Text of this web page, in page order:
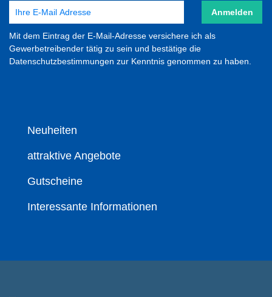
Anmelden
Mit dem Eintrag der E-Mail-Adresse versichere ich als
Gewerbetreibender tätig zu sein und bestätige die
Datenschutzbestimmungen zur Kenntnis genommen zu haben.
Neuheiten
attraktive Angebote
Gutscheine
Interessante Informationen